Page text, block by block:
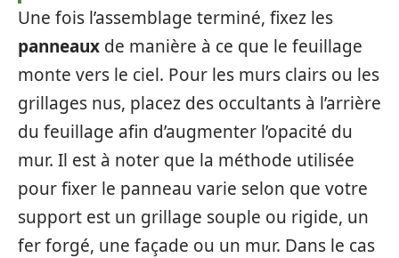
Une fois l’assemblage terminé, fixez les
panneaux de manière à ce que le feuillage
monte vers le ciel. Pour les murs clairs ou les
grillages nus, placez des occultants à l’arrière
du feuillage afin d’augmenter l’opacité du
mur. Il est à noter que la méthode utilisée
pour fixer le panneau varie selon que votre
support est un grillage souple ou rigide, un
fer forgé, une façade ou un mur. Dans le cas